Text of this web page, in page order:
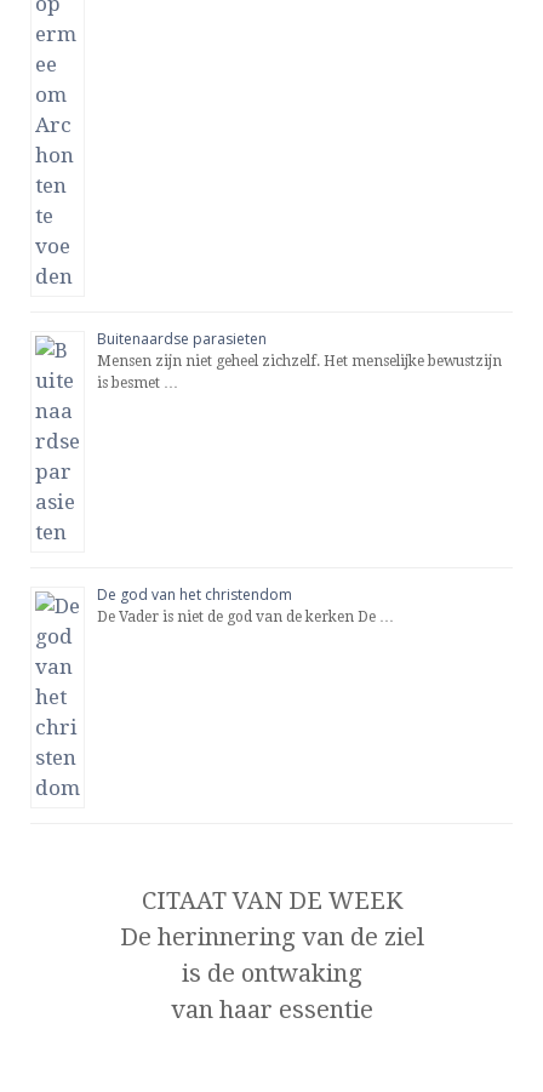
Buitenaardse parasieten
Mensen zijn niet geheel zichzelf. Het menselijke bewustzijn
is besmet …
De god van het christendom
De Vader is niet de god van de kerken De …
CITAAT VAN DE WEEK
De herinnering van de ziel
is de ontwaking
van haar essentie